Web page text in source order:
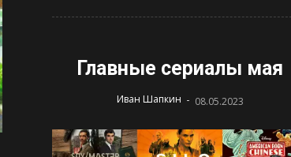
Главные сериалы мая
Иван Шапкин - 08.05.2023